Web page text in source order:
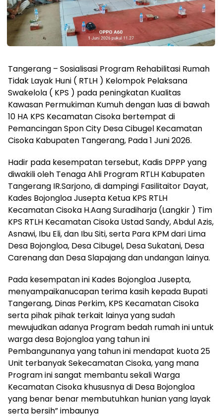
Tangerang – Sosialisasi Program Rehabilitasi Rumah
Tidak Layak Huni ( RTLH ) Kelompok Pelaksana
Swakelola ( KPS ) pada peningkatan Kualitas
Kawasan Permukiman Kumuh dengan luas di bawah
10 HA KPS Kecamatan Cisoka bertempat di
Pemancingan Spon City Desa Cibugel Kecamatan
Cisoka Kabupaten Tangerang, Pada 1 Juni 2026.
Hadir pada kesempatan tersebut, Kadis DPPP yang
diwakili oleh Tenaga Ahli Program RTLH Kabupaten
Tangerang IR.Sarjono, di dampingi Fasilitaitor Dayat,
Kades Bojongloa Jusepta Ketua KPS RTLH
Kecamatan Cisoka H.Aang Suradiharja (Langkir ) Tim
KPS RTLH Kecamatan Cisoka Ustad Sandy, Abdul Azis,
Asnawi, Ibu Eli, dan Ibu Siti, serta Para KPM dari Lima
Desa Bojongloa, Desa Cibugel, Desa Sukatani, Desa
Carenang dan Desa Slapajang dan undangan lainya.
Pada kesempatan ini Kades Bojongloa Jusepta,
menyampaikanucapan terima kasih kepada Bupati
Tangerang, Dinas Perkim, KPS Kecamatan Cisoka
serta pihak pihak terkait lainya yang sudah
mewujudkan adanya Program bedah rumah ini untuk
warga desa Bojongloa yang tahun ini
Pembangunanya yang tahun ini mendapat kuota 25
Unit terbanyak Sekecamatan Cisoka, yang mana
Program ini sangat membantu sekali Warga
Kecamatan Cisoka khususnya di Desa Bojongloa
yang benar benar membutuhkan hunian yang layak
serta bersih” imbaunya